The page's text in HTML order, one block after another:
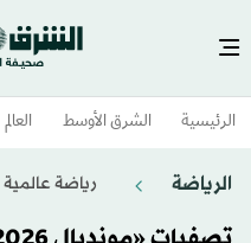
الرئيسية الشرق الأوسط​ العالم
الرياضة رياضة عالمية